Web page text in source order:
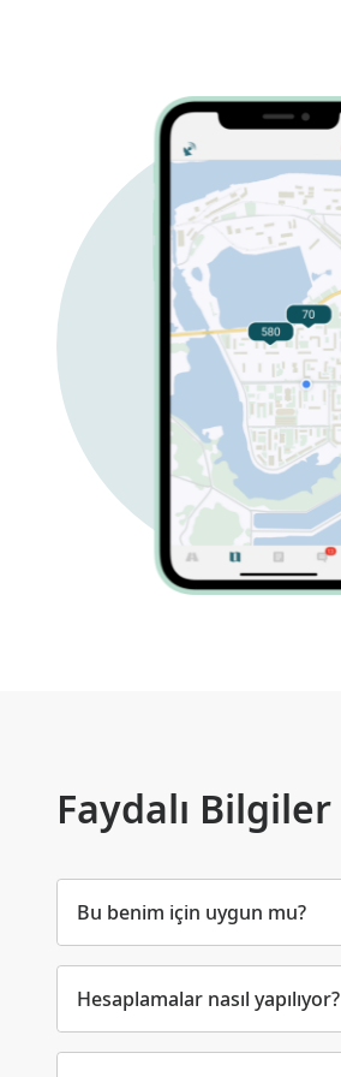
Faydalı Bilgiler
Bu benim için uygun mu?
Hesaplamalar nasıl yapılıyor?